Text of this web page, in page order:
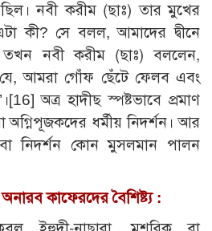
নবী করীম (ছাঃ) তার মুখের
কী? সে বলল, আমাদের দ্বীনে
তখন নবী করীম (ছাঃ) বললেন,
যে, আমরা গোঁফ ছেঁটে ফেলব এবং
[16] অত্র হাদীছ স্পষ্টভাবে প্রমাণ
অগ্নিপূজকদের ধর্মীয় নিদর্শন। আর
নিদর্শন কোন মুসলমান পালন
কাফেরদের বৈশিষ্ট্য :